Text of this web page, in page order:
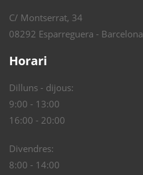
C/ Montserrat, 34
08292 Esparreguera - Barcelona
Horari
Dilluns - dijous:
9:00 - 13:00
16:00 - 20:00
Divendres:
8:00 - 14:00